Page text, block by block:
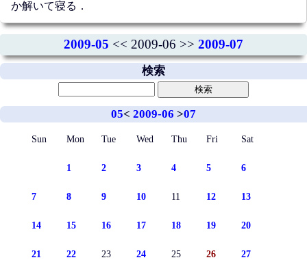
か解いて寝る．
2009-05 << 2009-06 >> 2009-07
検索
05< 2009-06 >07
Sun Mon Tue Wed Thu Fri Sat
1 2 3 4 5 6
7 8 9 10 11 12 13
14 15 16 17 18 19 20
21 22 23 24 25 26 27